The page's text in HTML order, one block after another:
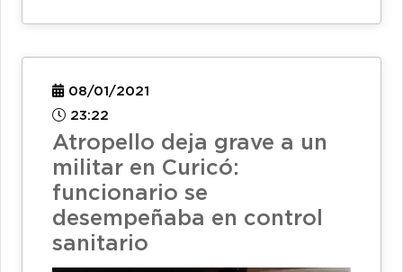
08/01/2021
23:22
Atropello deja grave a un
militar en Curicó:
funcionario se
desempeñaba en control
sanitario